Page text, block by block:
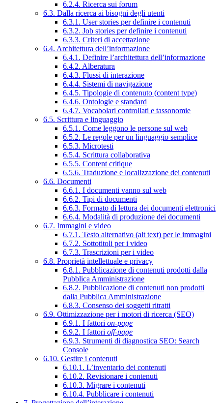
6.2.4. Ricerca sui forum
6.3. Dalla ricerca ai bisogni degli utenti
6.3.1. User stories per definire i contenuti
6.3.2. Job stories per definire i contenuti
6.3.3. Criteri di accettazione
6.4. Architettura dell’informazione
6.4.1. Definire l’architettura dell’informazione
6.4.2. Alberatura
6.4.3. Flussi di interazione
6.4.4. Sistemi di navigazione
6.4.5. Tipologie di contenuto (content type)
6.4.6. Ontologie e standard
6.4.7. Vocabolari controllati e tassonomie
6.5. Scrittura e linguaggio
6.5.1. Come leggono le persone sul web
6.5.2. Le regole per un linguaggio semplice
6.5.3. Microtesti
6.5.4. Scrittura collaborativa
6.5.5. Content critique
6.5.6. Traduzione e localizzazione dei contenuti
6.6. Documenti
6.6.1. I documenti vanno sul web
6.6.2. Tipi di documenti
6.6.3. Formato di lettura dei documenti elettronici
6.6.4. Modalità di produzione dei documenti
6.7. Immagini e video
6.7.1. Testo alternativo (alt text) per le immagini
6.7.2. Sottotitoli per i video
6.7.3. Trascrizioni per i video
6.8. Proprietà intellettuale e privacy
6.8.1. Pubblicazione di contenuti prodotti dalla
Pubblica Amministrazione
6.8.2. Pubblicazione di contenuti non prodotti
dalla Pubblica Amministrazione
6.8.3. Consenso dei soggetti ritratti
6.9. Ottimizzazione per i motori di ricerca (SEO)
6.9.1. I fattori on-page
6.9.2. I fattori off-page
6.9.3. Strumenti di diagnostica SEO: Search
Console
6.10. Gestire i contenuti
6.10.1. L’inventario dei contenuti
6.10.2. Revisionare i contenuti
6.10.3. Migrare i contenuti
6.10.4. Pubblicare i contenuti